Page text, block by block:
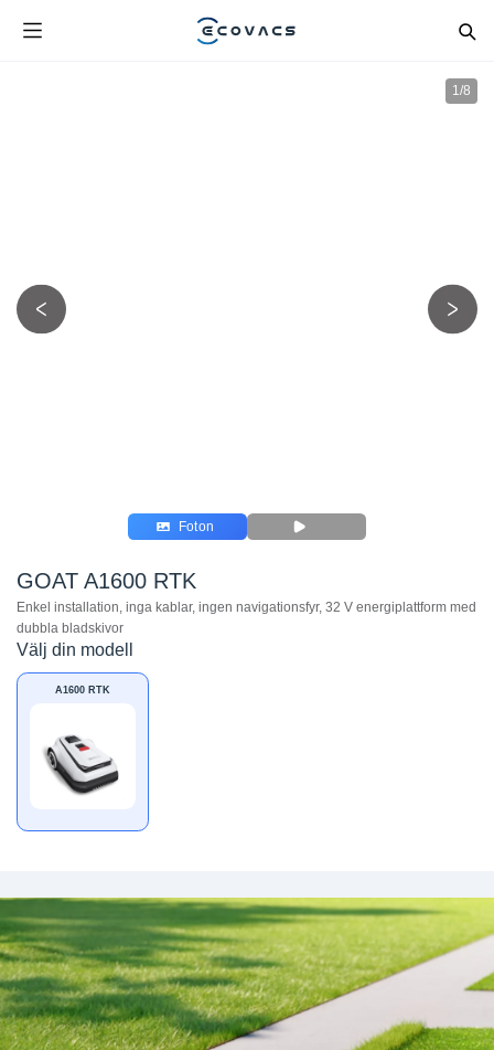
1/8
Foton
GOAT A1600 RTK
Enkel installation, inga kablar, ingen navigationsfyr, 32 V energiplattform med
dubbla bladskivor
Välj din modell
A1600 RTK